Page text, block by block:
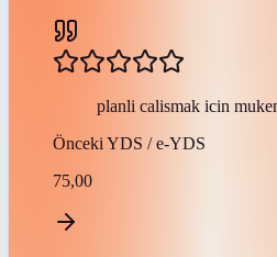
planli calismak icin
Önceki YDS / e-YDS
75,00